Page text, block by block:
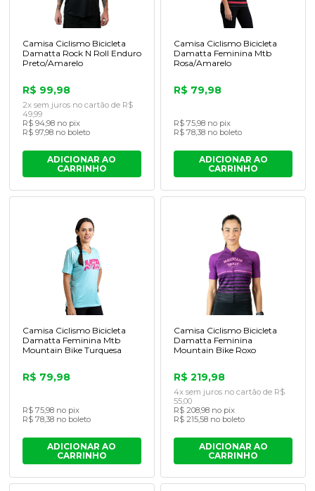
Camisa Ciclismo Bicicleta
Damatta Rock N Roll Enduro
Preto/Amarelo
R$ 99,98
2x sem juros no cartão de R$
49,99
R$ 94,98 no pix
R$ 97,98 no boleto
ADICIONAR AO
CARRINHO
Camisa Ciclismo Bicicleta
Damatta Feminina Mtb
Rosa/Amarelo
R$ 79,98
R$ 75,98 no pix
R$ 78,38 no boleto
ADICIONAR AO
CARRINHO
Camisa Ciclismo Bicicleta
Damatta Feminina Mtb
Mountain Bike Turquesa
R$ 79,98
R$ 75,98 no pix
R$ 78,38 no boleto
ADICIONAR AO
CARRINHO
Camisa Ciclismo Bicicleta
Damatta Feminina
Mountain Bike Roxo
R$ 219,98
4x sem juros no cartão de R$
55,00
R$ 208,98 no pix
R$ 215,58 no boleto
ADICIONAR AO
CARRINHO